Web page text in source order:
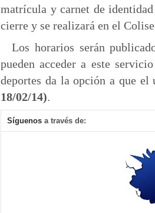
matrícula y carnet de
cierre y se realizará en el
Los horarios serán
pueden acceder a este
deportes da la opción a que
18/02/14).
Síguenos a través de: